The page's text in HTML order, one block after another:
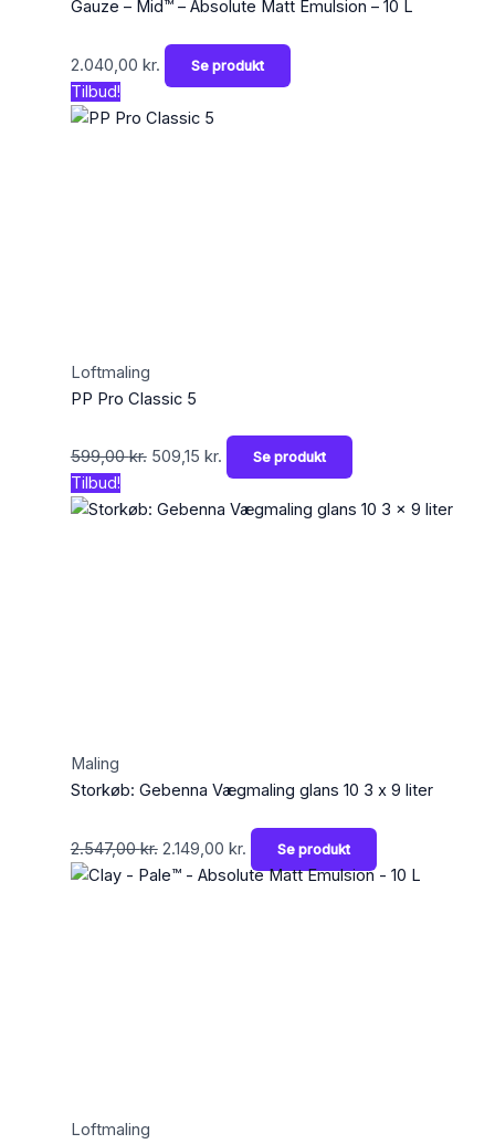
Gauze – Mid™ – Absolute Matt Emulsion – 10 L
2.040,00 kr. Se produkt
Tilbud!
Loftmaling
PP Pro Classic 5
599,00kr. 509,15 kr. Se produkt
Tilbud!
Maling
Storkøb: Gebenna Vægmaling glans 10 3 x 9 liter
2.547,00kr. 2.149,00 kr. Se produkt
Loftmaling